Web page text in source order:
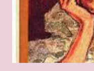
very proud to interview
reading “Silent in the
intriguing, with a